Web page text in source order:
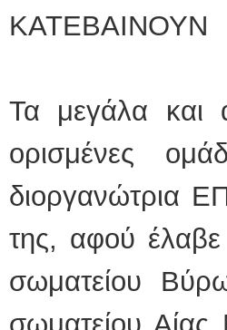
ΚΑΤΕΒΑΙΝΟΥΝ
Τα μεγάλα και
ορισμένες
διοργανώτρια
της, αφού
σωματείου